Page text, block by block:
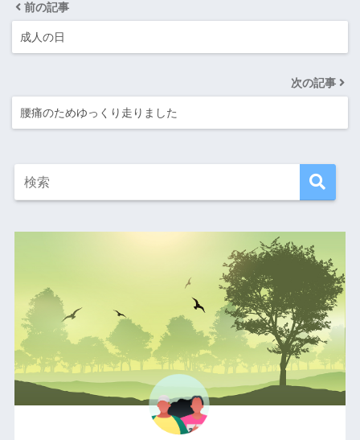
前の記事
成人の日
次の記事
腰痛のためゆっくり走りました